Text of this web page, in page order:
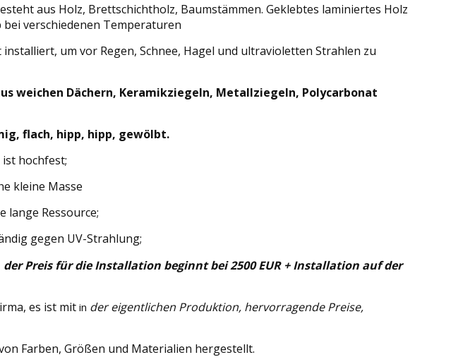
aus Holz, Brettschichtholz, Baumstämmen. Geklebtes laminiertes Holz
verschiedenen Temperaturen
um vor Regen, Schnee, Hagel und ultravioletten Strahlen zu
weichen Dächern, Keramikziegeln, Metallziegeln, Polycarbonat
flach, hipp, hipp, gewölbt.
hochfest;
kleine Masse
lange Ressource;
gegen UV-Strahlung;
Preis für die Installation beginnt bei 2500 EUR + Installation auf der
es ist mit in der eigentlichen Produktion, hervorragende Preise,
Farben, Größen und Materialien hergestellt.